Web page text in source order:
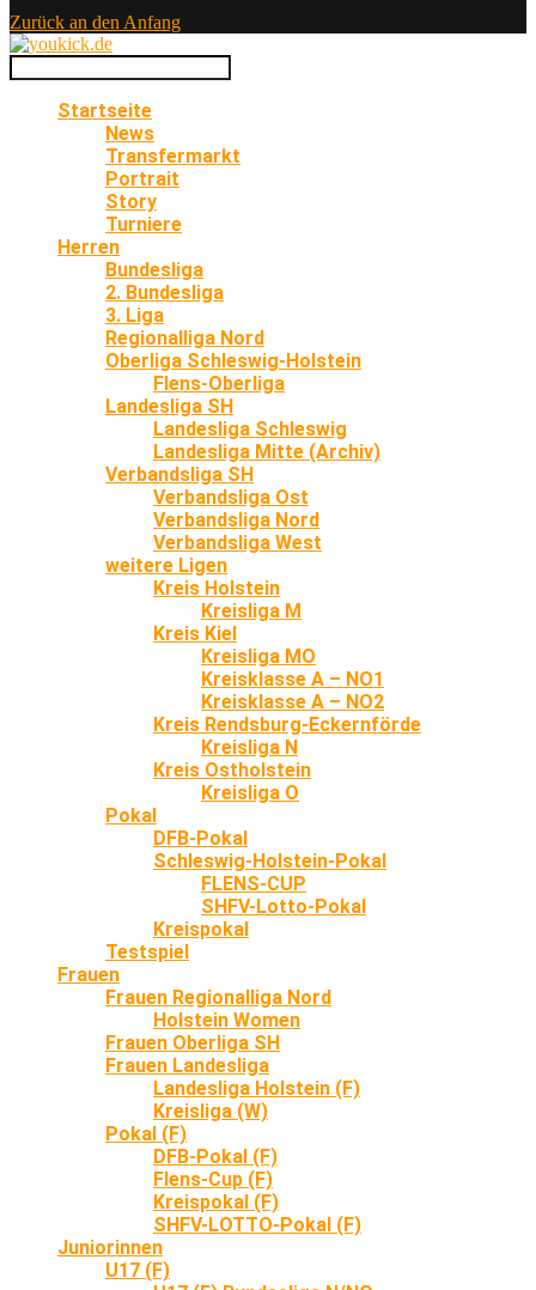
Zurück an den Anfang
Startseite
News
Transfermarkt
Portrait
Story
Turniere
Herren
Bundesliga
2. Bundesliga
3. Liga
Regionalliga Nord
Oberliga Schleswig-Holstein
Flens-Oberliga
Landesliga SH
Landesliga Schleswig
Landesliga Mitte (Archiv)
Verbandsliga SH
Verbandsliga Ost
Verbandsliga Nord
Verbandsliga West
weitere Ligen
Kreis Holstein
Kreisliga M
Kreis Kiel
Kreisliga MO
Kreisklasse A – NO1
Kreisklasse A – NO2
Kreis Rendsburg-Eckernförde
Kreisliga N
Kreis Ostholstein
Kreisliga O
Pokal
DFB-Pokal
Schleswig-Holstein-Pokal
FLENS-CUP
SHFV-Lotto-Pokal
Kreispokal
Testspiel
Frauen
Frauen Regionalliga Nord
Holstein Women
Frauen Oberliga SH
Frauen Landesliga
Landesliga Holstein (F)
Kreisliga (W)
Pokal (F)
DFB-Pokal (F)
Flens-Cup (F)
Kreispokal (F)
SHFV-LOTTO-Pokal (F)
Juniorinnen
U17 (F)